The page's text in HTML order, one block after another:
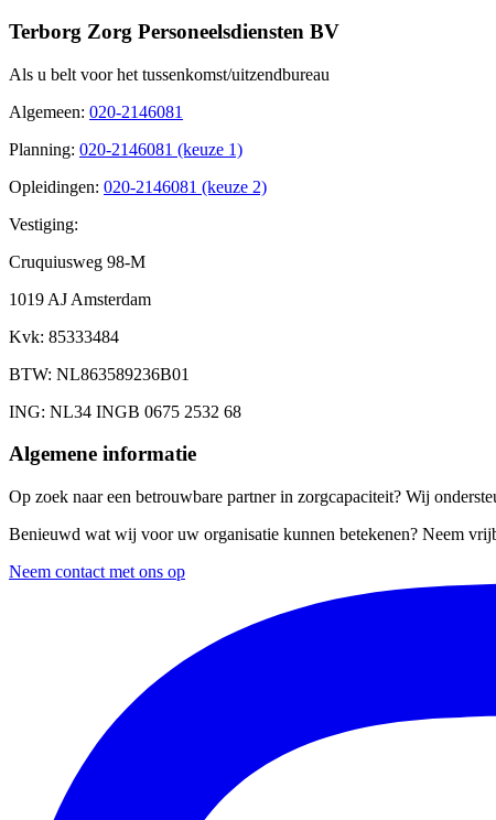
Terborg Zorg Personeelsdiensten BV
Als u belt voor het tussenkomst/uitzendbureau
Algemeen: 020-2146081
Planning: 020-2146081 (keuze 1)
Opleidingen: 020-2146081 (keuze 2)
Vestiging:
Cruquiusweg 98-M
1019 AJ Amsterdam
Kvk: 85333484
BTW: NL863589236B01
ING: NL34 INGB 0675 2532 68
Algemene informatie
Op zoek naar een betrouwbare partner in zorgcapaciteit? Wij
Benieuwd wat wij voor uw organisatie kunnen betekenen? Neem
Neem contact met ons op